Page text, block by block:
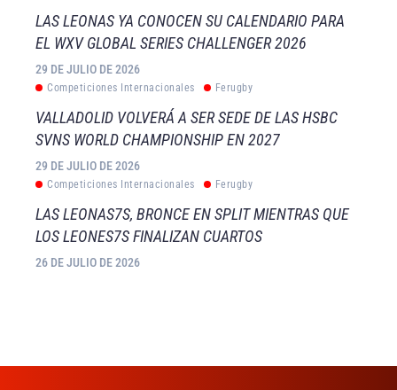
LAS LEONAS YA CONOCEN SU CALENDARIO PARA
EL WXV GLOBAL SERIES CHALLENGER 2026
29 DE JULIO DE 2026
Competiciones Internacionales Ferugby
VALLADOLID VOLVERÁ A SER SEDE DE LAS HSBC
SVNS WORLD CHAMPIONSHIP EN 2027
29 DE JULIO DE 2026
Competiciones Internacionales Ferugby
LAS LEONAS7S, BRONCE EN SPLIT MIENTRAS QUE
LOS LEONES7S FINALIZAN CUARTOS
26 DE JULIO DE 2026